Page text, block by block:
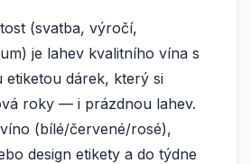
(svatba, výročí,
je lahev kvalitního vína s
etiketou dárek, který si
roky — i prázdnou lahev.
(bílé/červené/rosé),
design etikety a do týdne